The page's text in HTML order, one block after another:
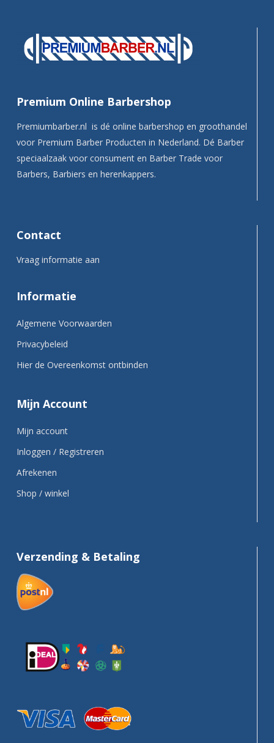
Premium Online Barbershop
Premiumbarber.nl is dé online barbershop en groothandel
voor Premium Barber Producten in Nederland. Dé Barber
speciaalzaak voor consument en Barber Trade voor
Barbers, Barbiers en herenkappers.
Contact
Vraag informatie aan
Informatie
Algemene Voorwaarden
Privacybeleid
Hier de Overeenkomst ontbinden
Mijn Account
Mijn account
Inloggen / Registreren
Afrekenen
Shop / winkel
Verzending & Betaling